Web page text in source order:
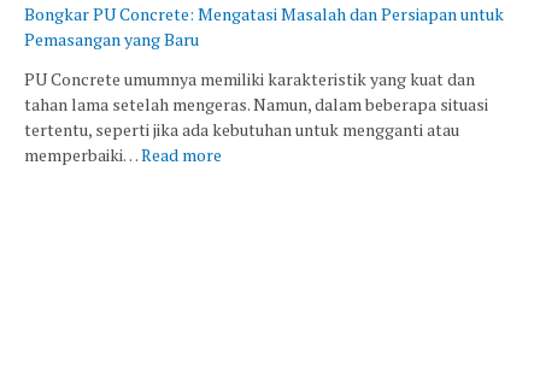
Bongkar PU Concrete: Mengatasi Masalah dan Persiapan untuk
Pemasangan yang Baru
PU Concrete umumnya memiliki karakteristik yang kuat dan
tahan lama setelah mengeras. Namun, dalam beberapa situasi
tertentu, seperti jika ada kebutuhan untuk mengganti atau
memperbaiki…Read more